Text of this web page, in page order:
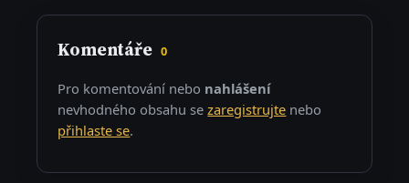
Komentáře 0
Pro komentování nebo nahlášení
nevhodného obsahu sezaregistrujte nebo
přihlaste se.